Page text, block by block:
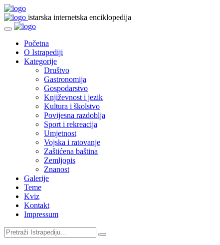
istarska internetska enciklopedija
Početna
O Istrapediji
Kategorije
Društvo
Gastronomija
Gospodarstvo
Književnost i jezik
Kultura i školstvo
Povijesna razdoblja
Sport i rekreacija
Umjetnost
Vojska i ratovanje
Zaštićena baština
Zemljopis
Znanost
Galerije
Teme
Kviz
Kontakt
Impressum